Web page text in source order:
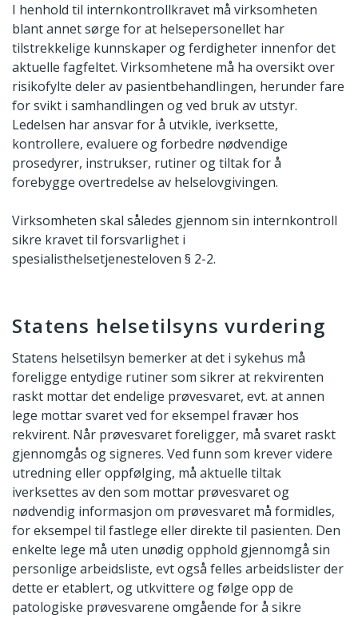
I henhold til internkontrollkravet må virksomheten
blant annet sørge for at helsepersonellet har
tilstrekkelige kunnskaper og ferdigheter innenfor det
aktuelle fagfeltet. Virksomhetene må ha oversikt over
risikofylte deler av pasientbehandlingen, herunder fare
for svikt i samhandlingen og ved bruk av utstyr.
Ledelsen har ansvar for å utvikle, iverksette,
kontrollere, evaluere og forbedre nødvendige
prosedyrer, instrukser, rutiner og tiltak for å
forebygge overtredelse av helselovgivingen.
Virksomheten skal således gjennom sin internkontroll
sikre kravet til forsvarlighet i
spesialisthelsetjenesteloven § 2-2.
Statens helsetilsyns vurdering
Statens helsetilsyn bemerker at det i sykehus må
foreligge entydige rutiner som sikrer at rekvirenten
raskt mottar det endelige prøvesvaret, evt. at annen
lege mottar svaret ved for eksempel fravær hos
rekvirent. Når prøvesvaret foreligger, må svaret raskt
gjennomgås og signeres. Ved funn som krever videre
utredning eller oppfølging, må aktuelle tiltak
iverksettes av den som mottar prøvesvaret og
nødvendig informasjon om prøvesvaret må formidles,
for eksempel til fastlege eller direkte til pasienten. Den
enkelte lege må uten unødig opphold gjennomgå sin
personlige arbeidsliste, evt også felles arbeidslister der
dette er etablert, og utkvittere og følge opp de
patologiske prøvesvarene omgående for å sikre